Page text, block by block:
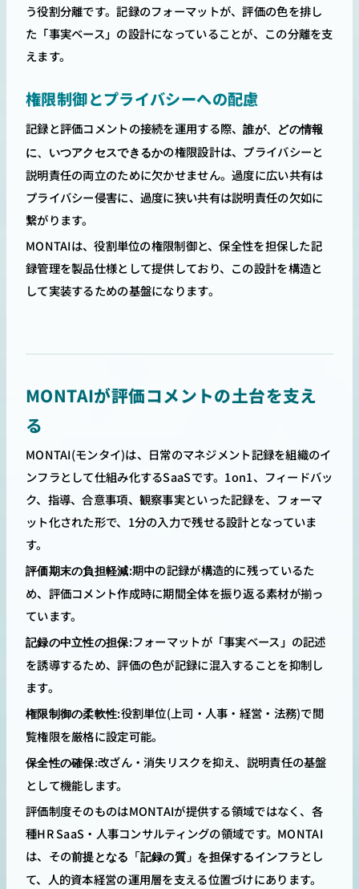
う役割分離です。記録のフォーマットが、評価の色を排し
た「事実ベース」の設計になっていることが、この分離を支
えます。
権限制御とプライバシーへの配慮
記録と評価コメントの接続を運用する際、誰が、どの情報
に、いつアクセスできるかの権限設計は、プライバシーと
説明責任の両立のために欠かせません。過度に広い共有は
プライバシー侵害に、過度に狭い共有は説明責任の欠如に
繋がります。
MONTAIは、役割単位の権限制御と、保全性を担保した記
録管理を製品仕様として提供しており、この設計を構造と
して実装するための基盤になります。
MONTAIが評価コメントの土台を支え
る
MONTAI(モンタイ)は、日常のマネジメント記録を組織のイ
ンフラとして仕組み化するSaaSです。1on1、フィードバッ
ク、指導、合意事項、観察事実といった記録を、フォーマ
ット化された形で、1分の入力で残せる設計となっていま
す。
評価期末の負担軽減:期中の記録が構造的に残っているた
め、評価コメント作成時に期間全体を振り返る素材が揃っ
ています。
記録の中立性の担保:フォーマットが「事実ベース」の記述
を誘導するため、評価の色が記録に混入することを抑制し
ます。
権限制御の柔軟性:役割単位(上司・人事・経営・法務)で閲
覧権限を厳格に設定可能。
保全性の確保:改ざん・消失リスクを抑え、説明責任の基盤
として機能します。
評価制度そのものはMONTAIが提供する領域ではなく、各
種HR SaaS・人事コンサルティングの領域です。MONTAI
は、その前提となる「記録の質」を担保するインフラとし
て、人的資本経営の運用層を支える位置づけにあります。